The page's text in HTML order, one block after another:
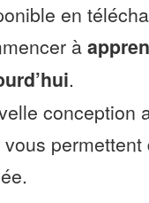
en
à
.
conception